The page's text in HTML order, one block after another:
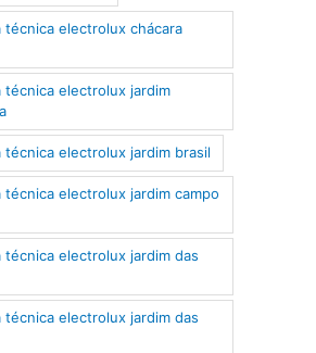
técnica electrolux chácara
técnica electrolux jardim
técnica electrolux jardim brasil
técnica electrolux jardim campo
técnica electrolux jardim das
técnica electrolux jardim das